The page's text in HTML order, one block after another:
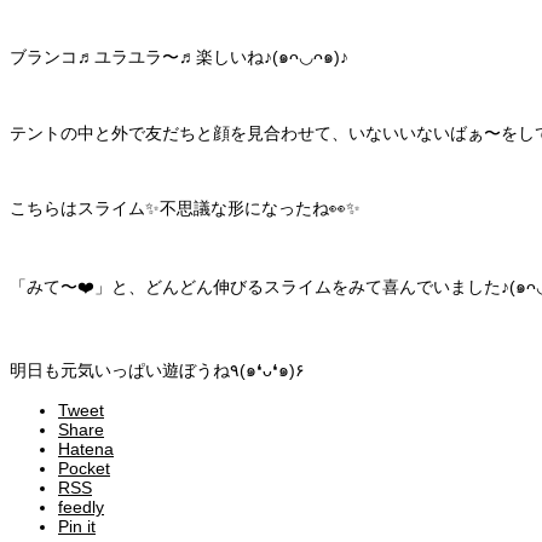
ブランコ♬ユラユラ〜♬楽しいね♪(๑ᴖ◡ᴖ๑)♪
テントの中と外で友だちと顔を見合わせて、いないいないばぁ〜をし
こちらはスライム✨不思議な形になったね👀✨
「みて〜❤️」と、どんどん伸びるスライムをみて喜んでいました♪(๑
明日も元気いっぱい遊ぼうね٩(๑❛ᴗ❛๑)۶
Tweet
Share
Hatena
Pocket
RSS
feedly
Pin it